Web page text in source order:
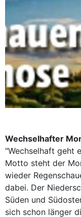
Wechselhafter
"Wechselhaft geht
Motto steht der
wieder
dabei. Der
Süden und
sich schon länger